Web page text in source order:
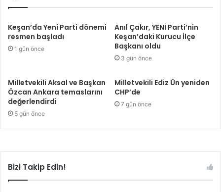
Keşan’da Yeni Parti dönemi
resmen başladı
1 gün önce
Anıl Çakır, YENİ Parti’nin
Keşan’daki Kurucu İlçe
Başkanı oldu
3 gün önce
Milletvekili Aksal ve Başkan
Özcan Ankara temaslarını
değerlendirdi
5 gün önce
Milletvekili Ediz Ün yeniden
CHP’de
7 gün önce
Bizi Takip Edin!